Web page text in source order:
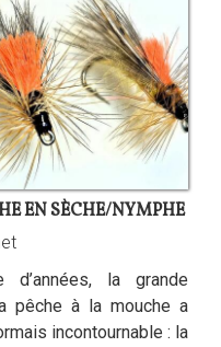
EN SÈCHE/NYMPHE
d’années, la grande
pêche à la mouche a
incontournable : la